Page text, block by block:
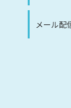
メール配